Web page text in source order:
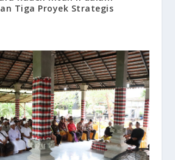
Tiga Proyek Strategis